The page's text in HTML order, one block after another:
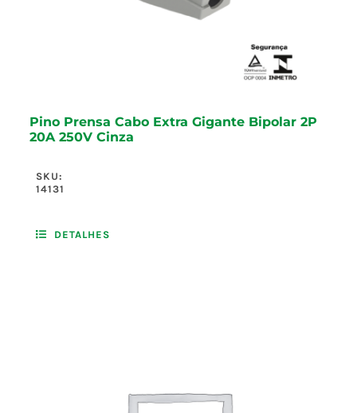
Pino Prensa Cabo Extra Gigante Bipolar 2P
20A 250V Cinza
SKU:
14131
DETALHES